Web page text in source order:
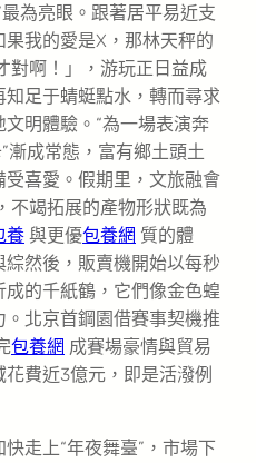
為亮眼。跟著居平易近支
我的愛是X，那林天秤的
對啊！」，游玩正日益成
足于蜻蜓點水，轉而尋求
明體驗。“為一場表演奔
漸成常態，富有鄉土頭土
喜愛。假期里，文旅融會
不竭拓展的產物形狀既為
養 與更優包養網 質的體
然後，販賣機開始以每秒
的千紙鶴，它們像金色蝗
北京首鋼園借賽事契機推
包養網 成賽場豪情與貿易
費近3億元，即是活潑例
走上“年夜舞臺”，市場下